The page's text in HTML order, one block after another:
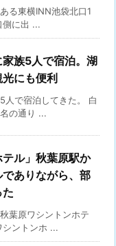
る東横INN池袋北口1
側に出 ...
族5人で宿泊。湖
にも便利
人で宿泊してきた。 白
の通り ...
テル」秋葉原駅か
ありながら、部
葉原ワシントンホテ
シントンホ ...